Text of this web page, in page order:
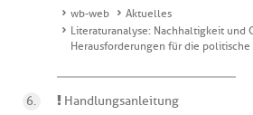
wb-web
Aktuelles
Literaturanalyse: Nachhaltigkeit und
Herausforderungen für die
Handlungsanleitung